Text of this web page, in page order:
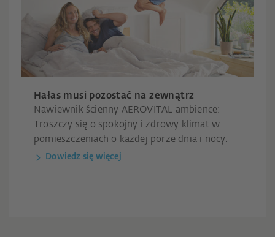
Hałas musi pozostać na zewnątrz
Nawiewnik ścienny AEROVITAL ambience:
Troszczy się o spokojny i zdrowy klimat w
pomieszczeniach o każdej porze dnia i nocy.
Dowiedz się więcej